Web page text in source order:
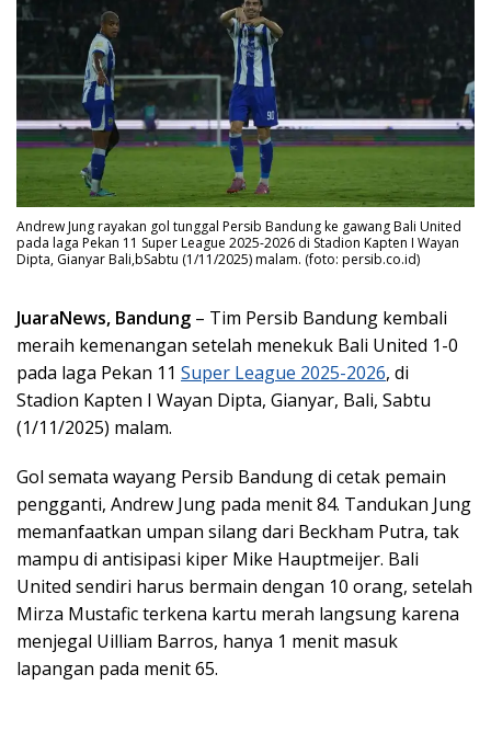
Andrew Jung rayakan gol tunggal Persib Bandung ke gawang Bali United
pada laga Pekan 11 Super League 2025-2026 di Stadion Kapten I Wayan
Dipta, Gianyar Bali,bSabtu (1/11/2025) malam. (foto: persib.co.id)
JuaraNews, Bandung – Tim Persib Bandung kembali
meraih kemenangan setelah menekuk Bali United 1-0
pada laga Pekan 11 Super League 2025-2026, di
Stadion Kapten I Wayan Dipta, Gianyar, Bali, Sabtu
(1/11/2025) malam.
Gol semata wayang Persib Bandung di cetak pemain
pengganti, Andrew Jung pada menit 84. Tandukan Jung
memanfaatkan umpan silang dari Beckham Putra, tak
mampu di antisipasi kiper Mike Hauptmeijer. Bali
United sendiri harus bermain dengan 10 orang, setelah
Mirza Mustafic terkena kartu merah langsung karena
menjegal Uilliam Barros, hanya 1 menit masuk
lapangan pada menit 65.